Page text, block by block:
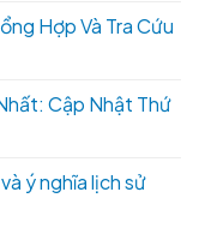
Hợp Và Tra Cứu
Cập Nhật Thứ
ý nghĩa lịch sử